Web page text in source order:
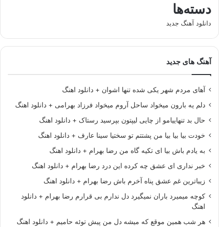
دسته‌ها
دانلود آهنگ جدید
آهنگ های جدید
آهای مردم شهر یکی شده تنها اشوان + دانلود اهنگ
دلم یه بارون میخواد ساحل آروم میخواد فرزاد بهرامی + دانلود اهنگ
حال بد تنهاییامو از چایی لیپتون بپرسید رستاک + دانلود اهنگ
خودت بیا بیا بیا من پشتتم تو سختیا سینا عارف + دانلود اهنگ
به یادم باش بیا ای تکیه گاه من رضا بهرام + دانلود اهنگ
خبر نداری ای عشق چه کرده این درد رضا بهرام + دانلود اهنگ
زیباترین غم عشق پناه آخرم باش رضا بهرام + دانلود اهنگ
کوچه میمیرد باران نمیگیرد دل ندارم بی قرارم رضا بهرام + دانلود
اهنگ
هر شب همین موقع که میشه دل من پیش توئه حامیم + دانلود اهنگ